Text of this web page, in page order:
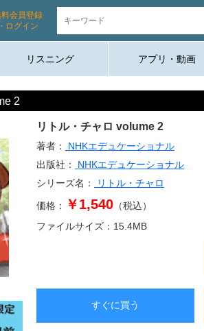
会員登録
・ログイン
リスニング アプリ・動画
2
リトル・チャロ volume 2
著者：
NHKエデュケーショナル
出版社：
NHKエデュケーショナル
シリーズ名：
リトル・チャロ
価格： ￥1,540 （税込）
ファイルサイズ： 15.4MB
すぐに買う